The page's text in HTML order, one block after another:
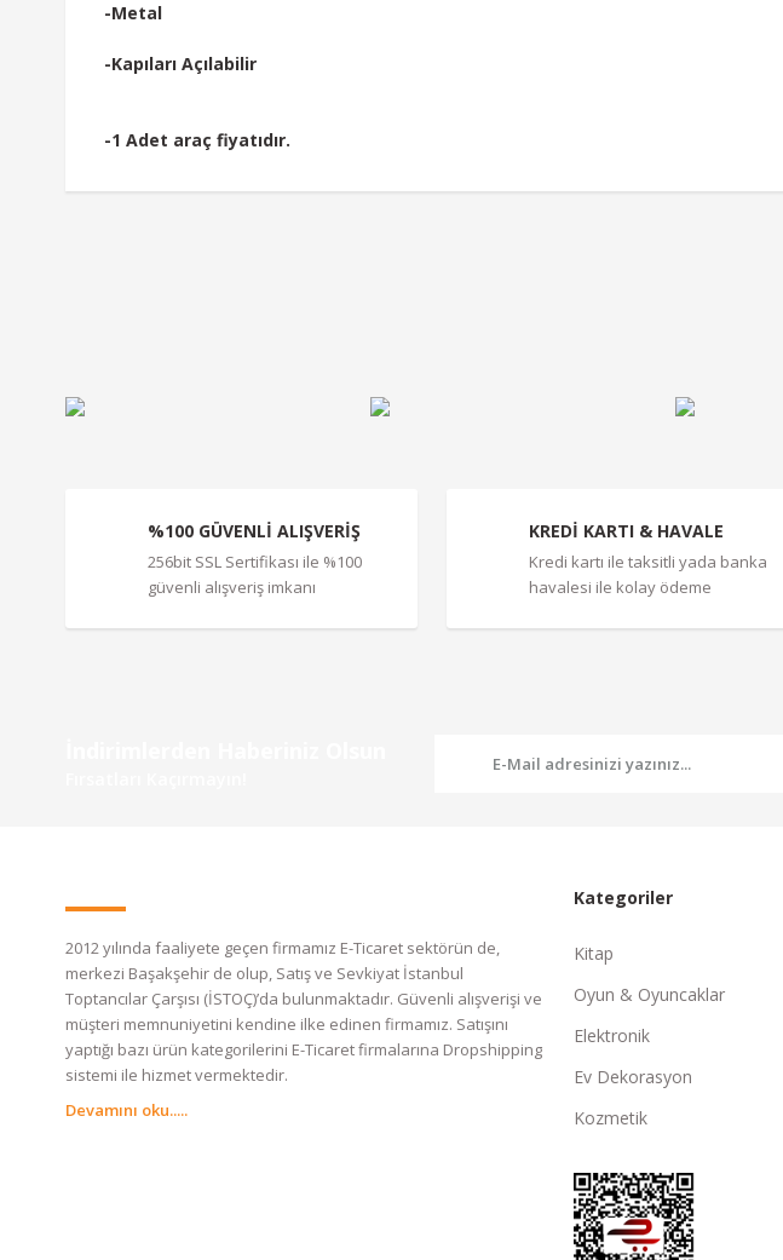
-Metal
-Kapıları Açılabilir
-1 Adet araç fiyatıdır.
Ürün bilgilerinde hatalar bulunuyor.
%100 GÜVENLİ ALIŞVERİŞ
256bit SSL Sertifikası ile %100
güvenli alışveriş imkanı
KREDİ KARTI & HAVALE
Kredi kartı ile taksitli yada banka
havalesi ile kolay ödeme
2012 yılında faaliyete geçen firmamız E-Ticaret sektörün de,
merkezi Başakşehir de olup, Satış ve Sevkiyat İstanbul
Toptancılar Çarşısı (İSTOÇ)’da bulunmaktadır. Güvenli alışverişi ve
müşteri memnuniyetini kendine ilke edinen firmamız. Satışını
yaptığı bazı ürün kategorilerini E-Ticaret firmalarına Dropshipping
sistemi ile hizmet vermektedir.
Devamını oku.....
Kategoriler
Kitap
Oyun & Oyuncaklar
Elektronik
Ev Dekorasyon
Kozmetik